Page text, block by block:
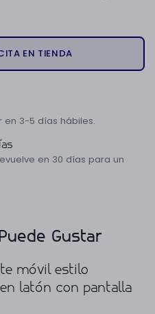
EN TIENDA
en 3-5 días hábiles.
en 30 días para un
Gustar
móvil estilo
latón con pantalla